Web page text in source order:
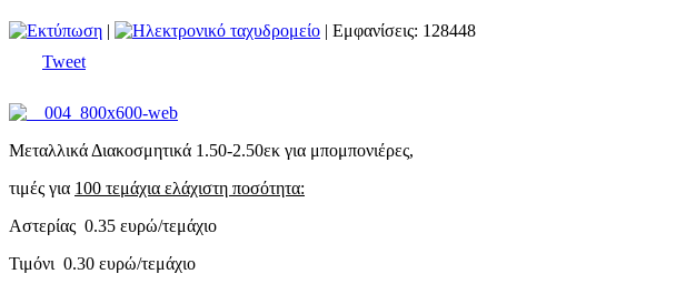
|
| Εμφανίσεις: 128448
Tweet
Μεταλλικά Διακοσμητικά 1.50-2.50εκ για μπομπονιέρες,
τιμές για 100 τεμάχια ελάχιστη ποσότητα:
Αστερίας 0.35 ευρώ/τεμάχιο
Τιμόνι 0.30 ευρώ/τεμάχιο